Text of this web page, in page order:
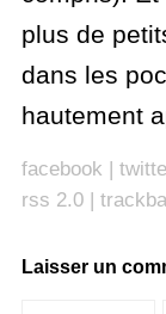
plus de
dans les
hautement
facebook |
rss 2.0|
Laisser un